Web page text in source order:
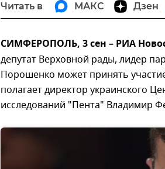
Читать в МАКС Дзен
СИМФЕРОПОЛЬ, 3 сен – РИА
депутат Верховной рады, лидер
Порошенко может принять
полагает директор украинского
исследований "Пента" Владимир